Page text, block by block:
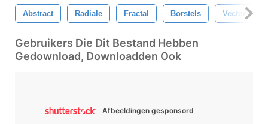
Abstract Radiale Fractal Borstels Vector
Gebruikers Die Dit Bestand Hebben
Gedownload, Downloadden Ook
Afbeeldingen gesponsord